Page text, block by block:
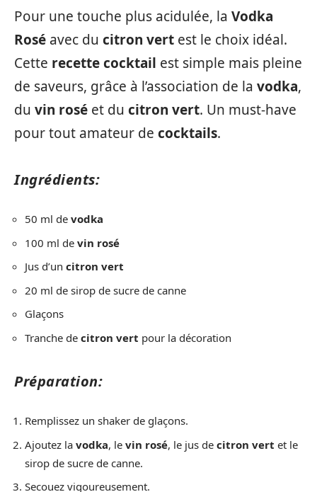
Pour une touche plus acidulée, la Vodka
Rosé avec du citron vert est le choix idéal.
Cette recette cocktail est simple mais pleine
de saveurs, grâce à l’association de la vodka,
du vin rosé et du citron vert. Un must-have
pour tout amateur de cocktails.
Ingrédients:
50 ml de vodka
100 ml de vin rosé
Jus d’un citron vert
20 ml de sirop de sucre de canne
Glaçons
Tranche de citron vert pour la décoration
Préparation:
Remplissez un shaker de glaçons.
Ajoutez la vodka, le vin rosé, le jus de citron vert et le
sirop de sucre de canne.
Secouez vigoureusement.